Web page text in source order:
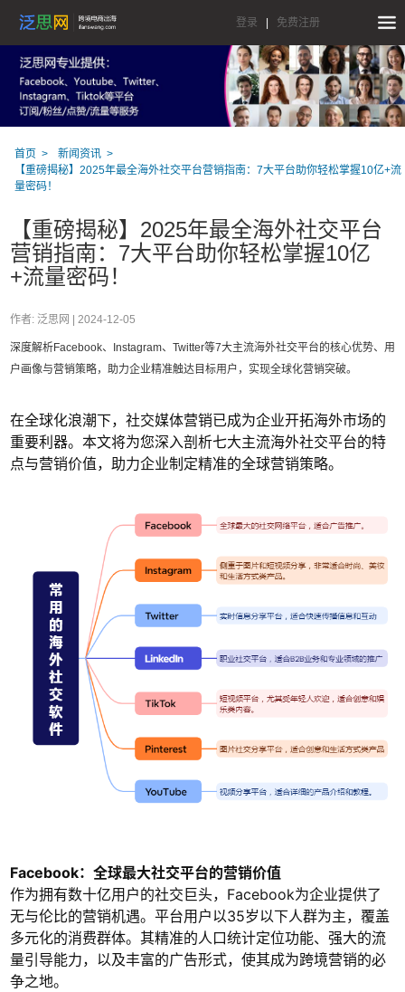
登录 免费注册
首页
新闻资讯
【重磅揭秘】2025年最全海外社交平台营销指南：7大平台助你轻松掌握10亿+流
量密码！
【重磅揭秘】2025年最全海外社交平台
营销指南：7大平台助你轻松掌握10亿
+流量密码！
作者: 泛思网 | 2024-12-05
深度解析Facebook、Instagram、Twitter等7大主流海外社交平台的核心优势、用
户画像与营销策略，助力企业精准触达目标用户，实现全球化营销突破。
在全球化浪潮下，社交媒体营销已成为企业开拓海外市场的
重要利器。本文将为您深入剖析七大主流海外社交平台的特
点与营销价值，助力企业制定精准的全球营销策略。
Facebook：全球最大社交平台的营销价值
作为拥有数十亿用户的社交巨头，Facebook为企业提供了
无与伦比的营销机遇。平台用户以35岁以下人群为主，覆盖
多元化的消费群体。其精准的人口统计定位功能、强大的流
量引导能力，以及丰富的广告形式，使其成为跨境营销的必
争之地。